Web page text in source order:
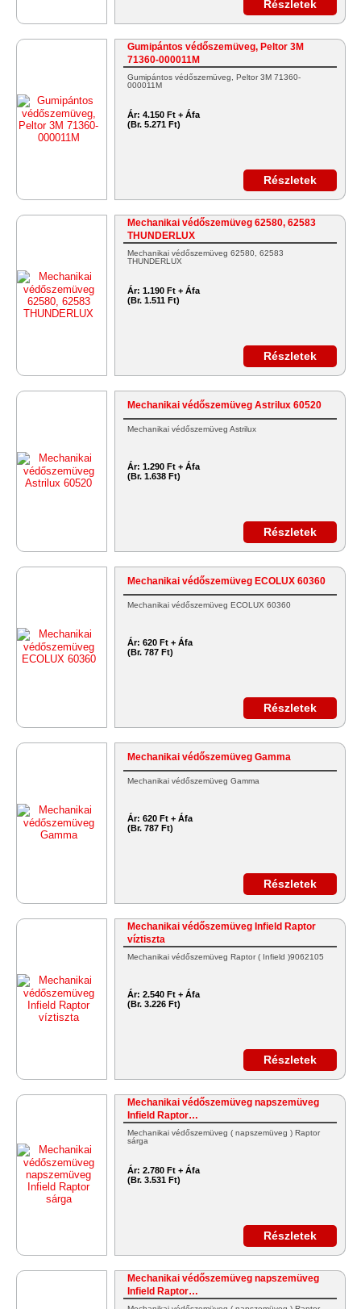
Részletek
Gumipántos védőszemüveg, Peltor 3M
71360-000011M
Gumipántos védőszemüveg, Peltor 3M 71360-
000011M
Ár: 4.150 Ft + Áfa
(Br. 5.271 Ft)
Részletek
Mechanikai védőszemüveg 62580, 62583
THUNDERLUX
Mechanikai védőszemüveg 62580, 62583
THUNDERLUX
Ár: 1.190 Ft + Áfa
(Br. 1.511 Ft)
Részletek
Mechanikai védőszemüveg Astrilux 60520
Mechanikai védőszemüveg Astrilux
Ár: 1.290 Ft + Áfa
(Br. 1.638 Ft)
Részletek
Mechanikai védőszemüveg ECOLUX 60360
Mechanikai védőszemüveg ECOLUX 60360
Ár: 620 Ft + Áfa
(Br. 787 Ft)
Részletek
Mechanikai védőszemüveg Gamma
Mechanikai védőszemüveg Gamma
Ár: 620 Ft + Áfa
(Br. 787 Ft)
Részletek
Mechanikai védőszemüveg Infield Raptor
víztiszta
Mechanikai védőszemüveg Raptor ( Infield )9062105
Ár: 2.540 Ft + Áfa
(Br. 3.226 Ft)
Részletek
Mechanikai védőszemüveg napszemüveg
Infield Raptor…
Mechanikai védőszemüveg ( napszemüveg ) Raptor
sárga
Ár: 2.780 Ft + Áfa
(Br. 3.531 Ft)
Részletek
Mechanikai védőszemüveg napszemüveg
Infield Raptor…